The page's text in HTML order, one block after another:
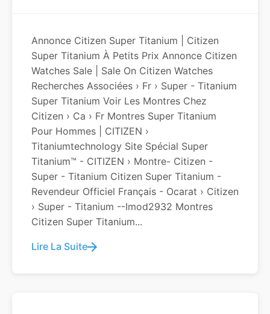
Annonce Citizen Super Titanium | Citizen
Super Titanium À Petits Prix Annonce Citizen
Watches Sale | Sale On Citizen Watches
Recherches Associées › Fr › Super - Titanium
Super Titanium Voir Les Montres Chez
Citizen › Ca › Fr Montres Super Titanium
Pour Hommes | CITIZEN ›
Titaniumtechnology Site Spécial Super
Titanium™ - CITIZEN › Montre- Citizen -
Super - Titanium Citizen Super Titanium -
Revendeur Officiel Français - Ocarat › Citizen
› Super - Titanium --Imod2932 Montres
Citizen Super Titanium...
Lire La Suite